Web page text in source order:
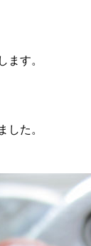
ます。
した。